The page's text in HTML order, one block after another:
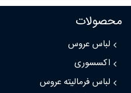
محصولات
لباس عروس
اکسسوری
لباس فرمالیته عروس